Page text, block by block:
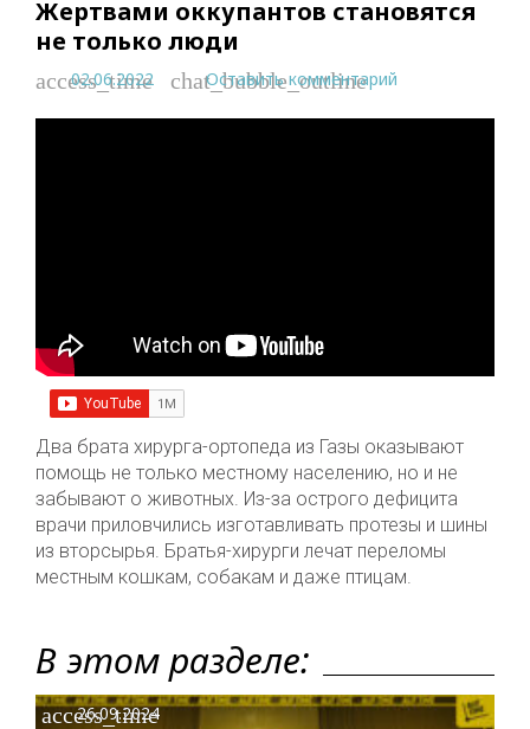
Жертвами оккупантов становятся
не только люди
access_time
02.06.2022 chat_bubble_outline
Оставить комментарий
Два брата хирурга-ортопеда из Газы оказывают
помощь не только местному населению, но и не
забывают о животных. Из-за острого дефицита
врачи приловчились изготавливать протезы и шины
из вторсырья. Братья-хирурги лечат переломы
местным кошкам, собакам и даже птицам.
В этом разделе:
access_time
26.09.2024